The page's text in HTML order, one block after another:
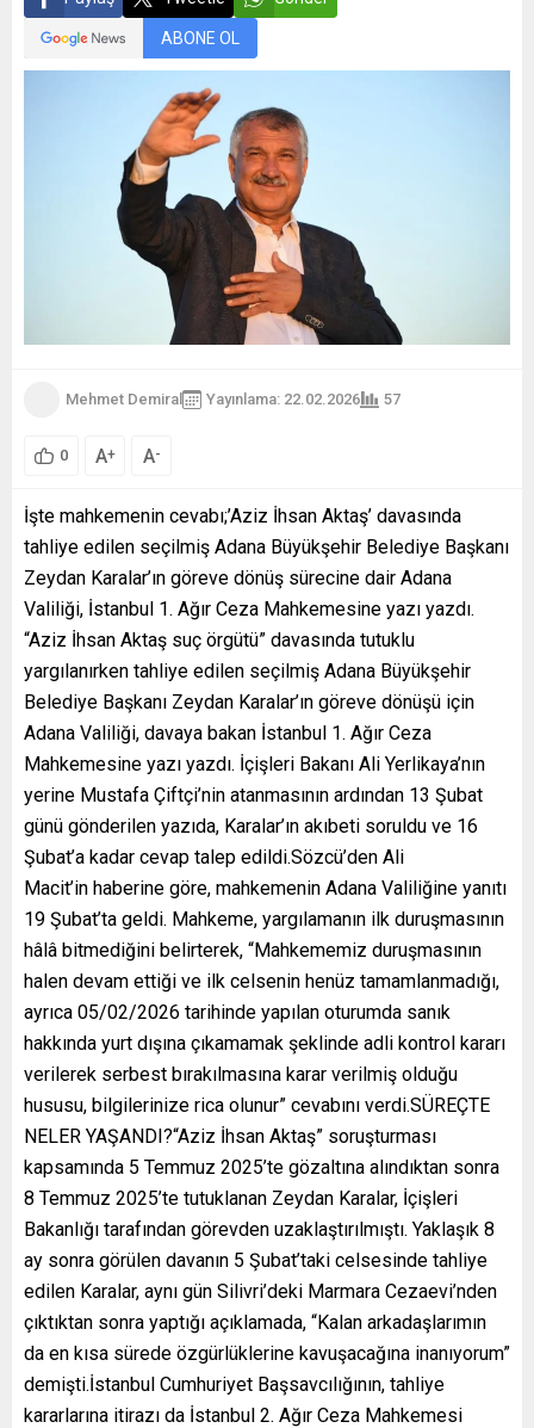
ABONE OL
Mehmet Demiral Yayınlama: 22.02.2026 57
0 A+ A-
İşte mahkemenin cevabı;’Aziz İhsan Aktaş’ davasında
tahliye edilen seçilmiş Adana Büyükşehir Belediye Başkanı
Zeydan Karalar’ın göreve dönüş sürecine dair Adana
Valiliği, İstanbul 1. Ağır Ceza Mahkemesine yazı yazdı.
“Aziz İhsan Aktaş suç örgütü” davasında tutuklu
yargılanırken tahliye edilen seçilmiş Adana Büyükşehir
Belediye Başkanı Zeydan Karalar’ın göreve dönüşü için
Adana Valiliği, davaya bakan İstanbul 1. Ağır Ceza
Mahkemesine yazı yazdı. İçişleri Bakanı Ali Yerlikaya’nın
yerine Mustafa Çiftçi’nin atanmasının ardından 13 Şubat
günü gönderilen yazıda, Karalar’ın akıbeti soruldu ve 16
Şubat’a kadar cevap talep edildi.Sözcü’den Ali
Macit’in haberine göre, mahkemenin Adana Valiliğine yanıtı
19 Şubat’ta geldi. Mahkeme, yargılamanın ilk duruşmasının
hâlâ bitmediğini belirterek, “Mahkememiz duruşmasının
halen devam ettiği ve ilk celsenin henüz tamamlanmadığı,
ayrıca 05/02/2026 tarihinde yapılan oturumda sanık
hakkında yurt dışına çıkamamak şeklinde adli kontrol kararı
verilerek serbest bırakılmasına karar verilmiş olduğu
hususu, bilgilerinize rica olunur” cevabını verdi.SÜREÇTE
NELER YAŞANDI?“Aziz İhsan Aktaş” soruşturması
kapsamında 5 Temmuz 2025’te gözaltına alındıktan sonra
8 Temmuz 2025’te tutuklanan Zeydan Karalar, İçişleri
Bakanlığı tarafından görevden uzaklaştırılmıştı. Yaklaşık 8
ay sonra görülen davanın 5 Şubat’taki celsesinde tahliye
edilen Karalar, aynı gün Silivri’deki Marmara Cezaevi’nden
çıktıktan sonra yaptığı açıklamada, “Kalan arkadaşlarımın
da en kısa sürede özgürlüklerine kavuşacağına inanıyorum”
demişti.İstanbul Cumhuriyet Başsavcılığının, tahliye
kararlarına itirazı da İstanbul 2. Ağır Ceza Mahkemesi